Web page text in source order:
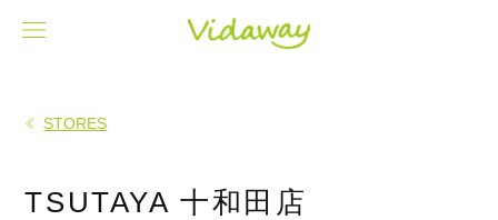
STORES
TSUTAYA 十和田店